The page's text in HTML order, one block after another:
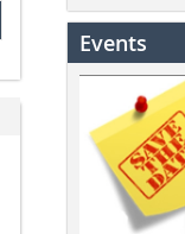
Events